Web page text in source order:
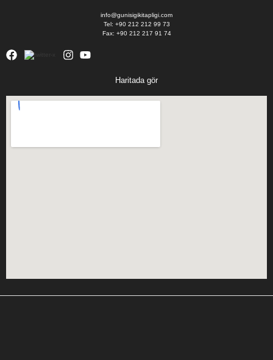
info@gunisigikitapligi.com
Tel: +90 212 212 99 73
Fax: +90 212 217 91 74
Haritada gör